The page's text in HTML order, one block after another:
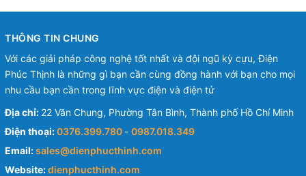
THÔNG TIN CHUNG
Với các giải pháp công nghệ tốt nhất và đội ngũ kỳ cựu, Điện
Phúc Thịnh là những gì bạn cần cùng đồng hành với bạn cho mọi
nhu cầu bạn cần trong lĩnh vực điện và điện tử
Địa chỉ: 22 Văn Chung, Phường Tân Bình, Thành phố Hồ Chí Minh
Điện thoại:0376.399.780 - 0987.018.349
Email:sales@dienphucthinh.com
Website:dienphucthinh.com